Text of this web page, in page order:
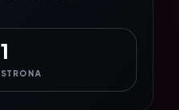
1
STRONA